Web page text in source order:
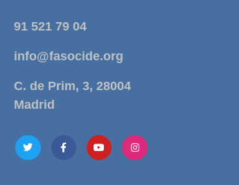
91 521 79 04
info@fasocide.org
C. de Prim, 3, 28004
Madrid